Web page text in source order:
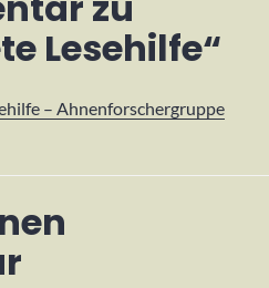
Lesehilfe“
– Ahnenforschergruppe